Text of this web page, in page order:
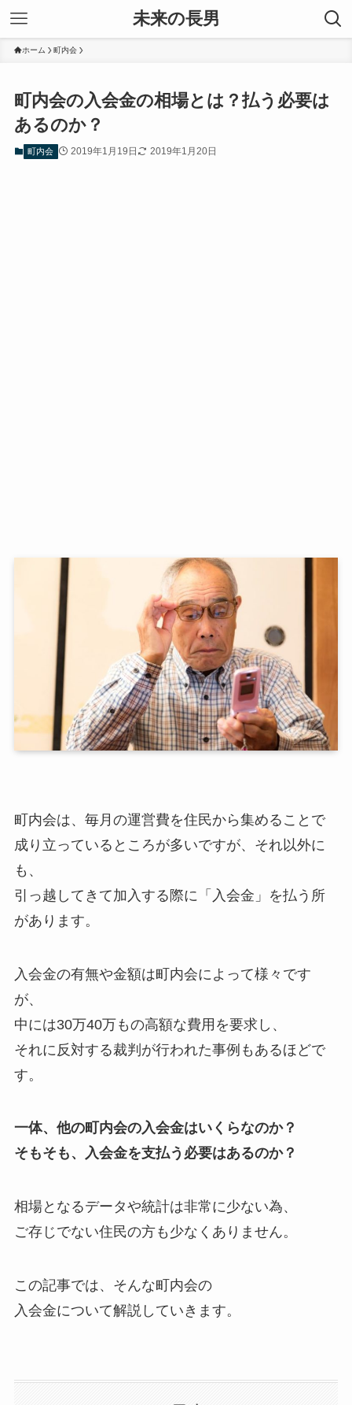
未来の長男
ホーム 町内会
町内会の入会金の相場とは？払う必要は
あるのか？
町内会 2019年1月19日 2019年1月20日
町内会は、毎月の運営費を住民から集めることで
成り立っているところが多いですが、それ以外に
も、
引っ越してきて加入する際に「入会金」を払う所
があります。
入会金の有無や金額は町内会によって様々です
が、
中には30万40万もの高額な費用を要求し、
それに反対する裁判が行われた事例もあるほどで
す。
一体、他の町内会の入会金はいくらなのか？
そもそも、入会金を支払う必要はあるのか？
相場となるデータや統計は非常に少ない為、
ご存じでない住民の方も少なくありません。
この記事では、そんな町内会の
入会金について解説していきます。